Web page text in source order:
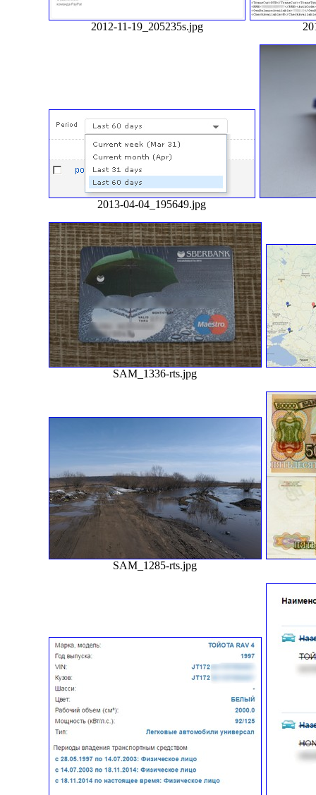
2012-11-19_205235s.jpg
2013-04-04_195649.jpg
SAM_1336-rts.jpg
SAM_1285-rts.jpg